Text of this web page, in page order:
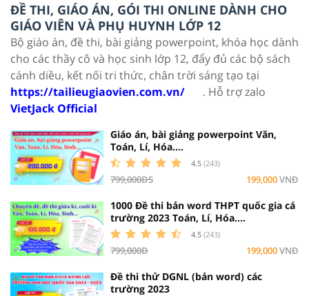
ĐỀ THI, GIÁO ÁN, GÓI THI ONLINE DÀNH CHO
GIÁO VIÊN VÀ PHỤ HUYNH LỚP 12
Bộ giáo án, đề thi, bài giảng powerpoint, khóa học dành
cho các thầy cô và học sinh lớp 12, đẩy đủ các bộ sách
cánh diều, kết nối tri thức, chân trời sáng tạo tại
https://tailieugiaovien.com.vn/
. Hỗ trợ zalo
VietJack Official
Giáo án, bài giảng powerpoint Văn,
Toán, Lí, Hóa....
4.5 (243)
799,000ĐS 199,000VNĐ
1000 Đề thi bản word THPT quốc gia cá
trường 2023 Toán, Lí, Hóa....
4.5 (243)
799,000Đ 199,000VNĐ
Đề thi thử DGNL (bản word) các
trường 2023